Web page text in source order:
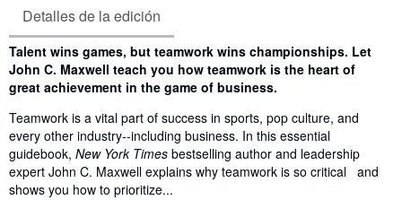
Detalles de la edición
Sinopsis
Talent wins games, but teamwork wins championships. Let
John C. Maxwell teach you how teamwork is the heart of
great achievement in the game of business.
Teamwork is a vital part of success in sports, pop culture, and
every other industry--including business. In this essential
guidebook, New York Times bestselling author and leadership
expert John C. Maxwell explains why teamwork is so critical and
shows you how to prioritize...